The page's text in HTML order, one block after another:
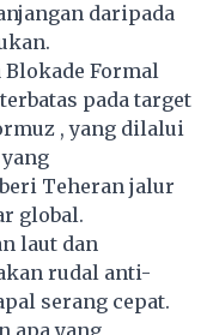
daripada
Blokade Formal
pada target
, yang dilalui
Teheran jalur
global.
laut dan
rudal anti-
serang cepat.